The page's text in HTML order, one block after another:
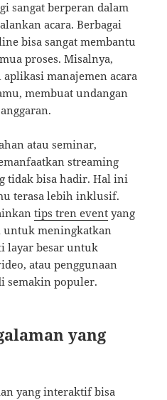
sangat berperan dalam
acara. Berbagai
bisa sangat membantu
proses. Misalnya,
manajemen acara
membuat undangan
atau seminar,
streaming
tidak bisa hadir. Hal ini
terasa lebih inklusif.
tips tren event yang
untuk meningkatkan
layar besar untuk
atau penggunaan
semakin populer.
yang
yang interaktif bisa